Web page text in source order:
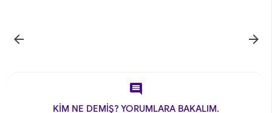
 

KİM NE DEMİŞ? YORUMLARA BAKALIM.